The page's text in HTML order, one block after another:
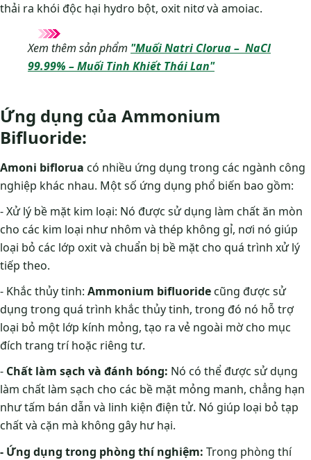
thải ra khói độc hại hydro bột, oxit nitơ và amoiac.
Xem thêm sản phẩm "Muối Natri Clorua – NaCl
99.99% – Muối Tinh Khiết Thái Lan"
Ứng dụng của Ammonium
Bifluoride:
Amoni biflorua có nhiều ứng dụng trong các ngành công
nghiệp khác nhau. Một số ứng dụng phổ biến bao gồm:
- Xử lý bề mặt kim loại: Nó được sử dụng làm chất ăn mòn
cho các kim loại như nhôm và thép không gỉ, nơi nó giúp
loại bỏ các lớp oxit và chuẩn bị bề mặt cho quá trình xử lý
tiếp theo.
- Khắc thủy tinh: Ammonium bifluoridecũng được sử
dụng trong quá trình khắc thủy tinh, trong đó nó hỗ trợ
loại bỏ một lớp kính mỏng, tạo ra vẻ ngoài mờ cho mục
đích trang trí hoặc riêng tư.
- Chất làm sạch và đánh bóng: Nó có thể được sử dụng
làm chất làm sạch cho các bề mặt mỏng manh, chẳng hạn
như tấm bán dẫn và linh kiện điện tử. Nó giúp loại bỏ tạp
chất và cặn mà không gây hư hại.
- Ứng dụng trong phòng thí nghiệm: Trong phòng thí